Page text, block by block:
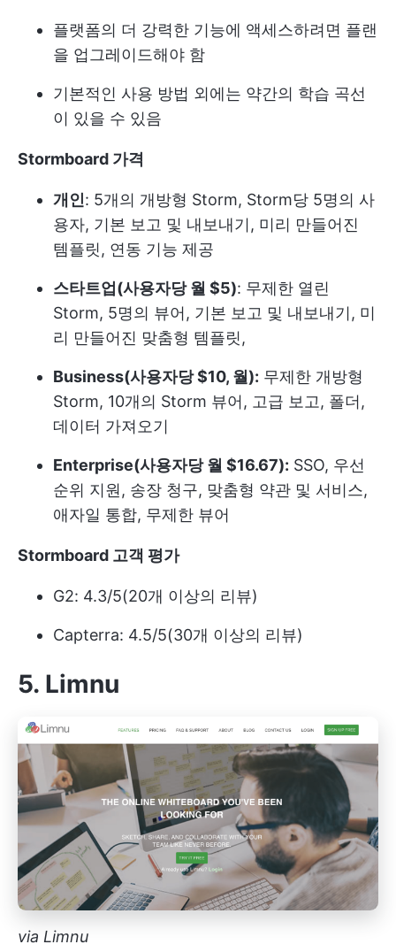
플랫폼의 더 강력한 기능에 액세스하려면 플랜
을 업그레이드해야 함
기본적인 사용 방법 외에는 약간의 학습 곡선
이 있을 수 있음
Stormboard 가격
개인: 5개의 개방형 Storm, Storm당 5명의 사
용자, 기본 보고 및 내보내기, 미리 만들어진
템플릿, 연동 기능 제공
스타트업(사용자당 월 $5): 무제한 열린
Storm, 5명의 뷰어, 기본 보고 및 내보내기, 미
리 만들어진 맞춤형 템플릿,
Business(사용자당 $10, 월): 무제한 개방형
Storm, 10개의 Storm 뷰어, 고급 보고, 폴더,
데이터 가져오기
Enterprise(사용자당 월 $16.67): SSO, 우선
순위 지원, 송장 청구, 맞춤형 약관 및 서비스,
애자일 통합, 무제한 뷰어
Stormboard 고객 평가
G2: 4.3/5(20개 이상의 리뷰)
Capterra: 4.5/5(30개 이상의 리뷰)
5. Limnu
via Limnu